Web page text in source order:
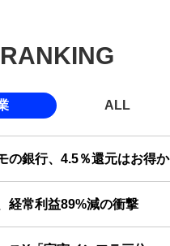
RANKING
ALL
の銀行、4.5％還元はお得か
経常利益89%減の衝撃